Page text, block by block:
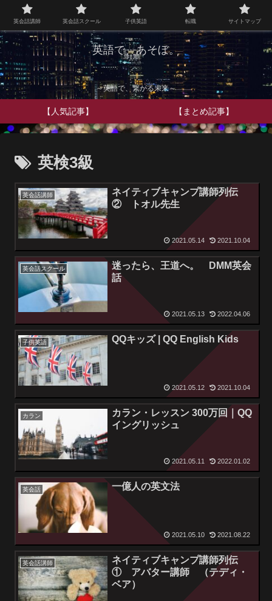
英語で、あそぼ。
～英語で、繋がる未来～
【人気記事】 【まとめ記事】
英検3級
英会話講師
ネイティブキャンプ講師列伝
② トオル先生
2021.05.14 2021.10.04
英会話スクール
迷ったら、王道へ。 DMM英会
話
2021.05.13 2022.04.06
子供英語 QQキッズ | QQ English Kids
2021.05.12 2021.10.04
カラン
カラン・レッスン 300万回｜QQ
イングリッシュ
2021.05.11 2022.01.02
英会話 一億人の英文法
2021.05.10 2021.08.22
英会話講師
ネイティブキャンプ講師列伝
① アバター講師 （テディ・
ベア）
英会話講師 英会話スクール 子供英語 転職 サイトマップ